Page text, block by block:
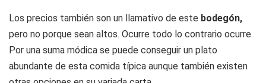
Los precios también son un llamativo de este bodegón,
pero no porque sean altos. Ocurre todo lo contrario ocurre.
Por una suma módica se puede conseguir un plato
abundante de esta comida típica aunque también existen